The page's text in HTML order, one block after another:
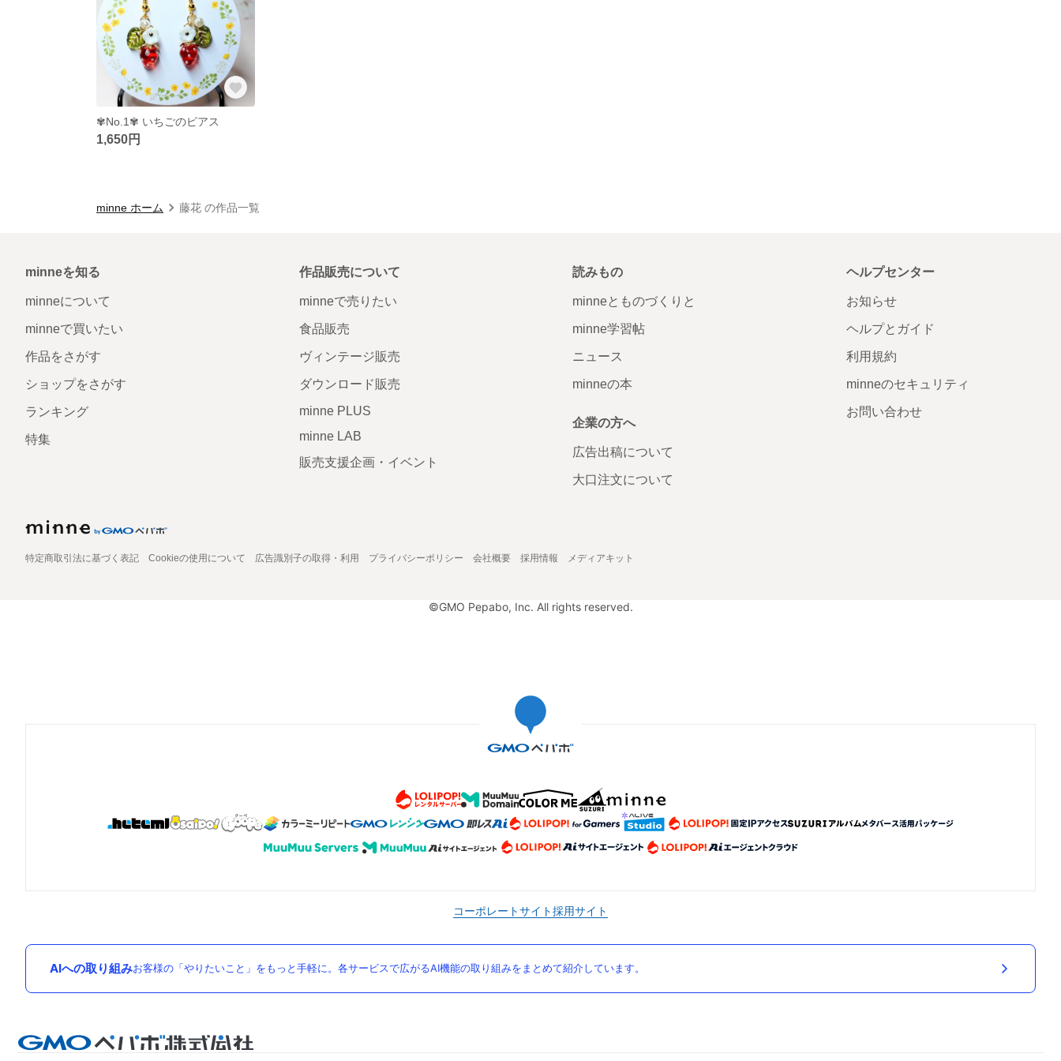
✾No.1✾ いちごのピアス
1,650円
minne ホーム 藤花 の作品一覧
minneを知る
minneについて
minneで買いたい
作品をさがす
ショップをさがす
ランキング
特集
作品販売について
minneで売りたい
食品販売
ヴィンテージ販売
ダウンロード販売
minne PLUS
minne LAB
販売支援企画・イベント
読みもの
minneとものづくりと
minne学習帖
ニュース
minneの本
企業の方へ
広告出稿について
大口注文について
ヘルプセンター
お知らせ
ヘルプとガイド
利用規約
minneのセキュリティ
お問い合わせ
特定商取引法に基づく表記 Cookieの使用について 広告識別子の取得・利用 プライバシーポリシー 会社概要 採用情報 メディアキット
©GMO Pepabo, Inc. All rights reserved.
コーポレートサイト採用サイト
AIへの取り組みお客様の「やりたいこと」をもっと手軽に。各サービスで広がるAI機能の取り組みをまとめて紹介しています。